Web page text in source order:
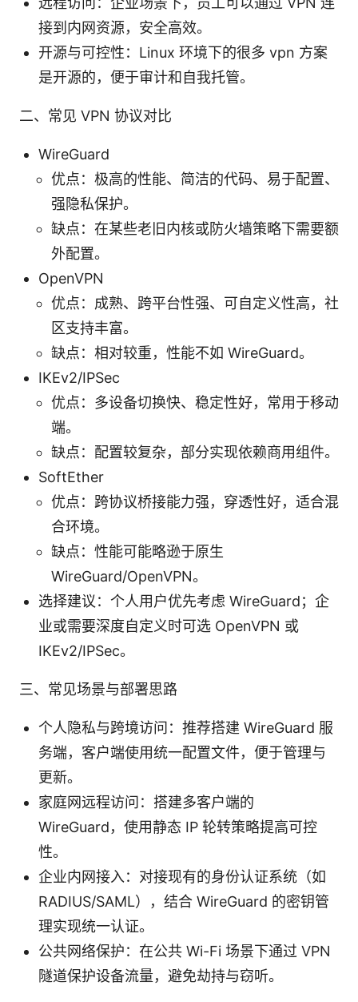
接到内网资源，安全高效。
开源与可控性：Linux 环境下的很多 vpn 方案
是开源的，便于审计和自我托管。
二、常见 VPN 协议对比
WireGuard
优点：极高的性能、简洁的代码、易于配置、
强隐私保护。
缺点：在某些老旧内核或防火墙策略下需要额
外配置。
OpenVPN
优点：成熟、跨平台性强、可自定义性高，社
区支持丰富。
缺点：相对较重，性能不如 WireGuard。
IKEv2/IPSec
优点：多设备切换快、稳定性好，常用于移动
端。
缺点：配置较复杂，部分实现依赖商用组件。
SoftEther
优点：跨协议桥接能力强，穿透性好，适合混
合环境。
缺点：性能可能略逊于原生
WireGuard/OpenVPN。
选择建议：个人用户优先考虑 WireGuard；企
业或需要深度自定义时可选 OpenVPN 或
IKEv2/IPSec。
三、常见场景与部署思路
个人隐私与跨境访问：推荐搭建 WireGuard 服
务端，客户端使用统一配置文件，便于管理与
更新。
家庭网远程访问：搭建多客户端的
WireGuard，使用静态 IP 轮转策略提高可控
性。
企业内网接入：对接现有的身份认证系统（如
RADIUS/SAML），结合 WireGuard 的密钥管
理实现统一认证。
公共网络保护：在公共 Wi-Fi 场景下通过 VPN
隧道保护设备流量，避免劫持与窃听。